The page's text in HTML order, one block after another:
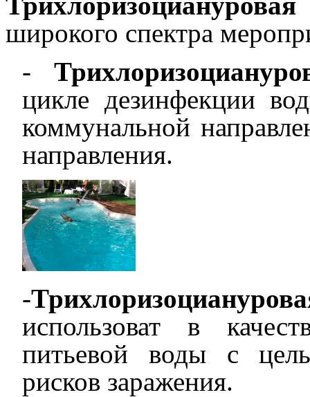
широкого спектра
-
цикле дезинфекции
коммунальной
направления.
-
использоват в
питьевой воды с
рисков заражения.